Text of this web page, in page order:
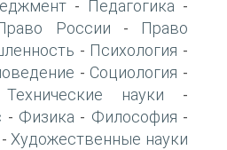
- Педагогика -
России -
Право
- Психология -
- Социология -
Технические науки -
- Физика - Философия -
- Художественные науки